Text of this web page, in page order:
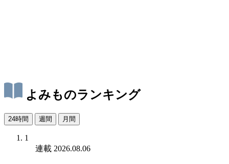
よみものランキング
24時間 週間 月間
1
連載 2026.08.06